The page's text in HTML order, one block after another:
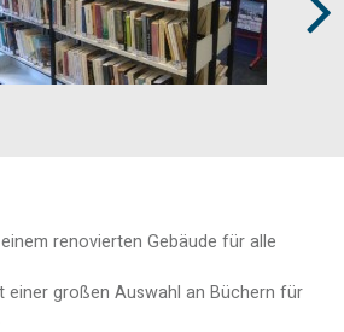
renovierten Gebäude für alle
einer großen Auswahl an Büchern für